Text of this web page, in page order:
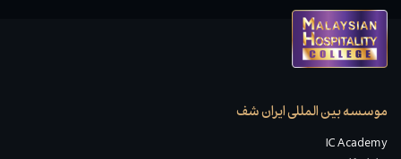
موسسه بین المللی ایران شف
IC Academy